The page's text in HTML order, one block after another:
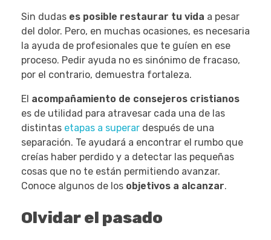
Sin dudas es posible restaurar tu vida a pesar
del dolor. Pero, en muchas ocasiones, es necesaria
la ayuda de profesionales que te guíen en ese
proceso. Pedir ayuda no es sinónimo de fracaso,
por el contrario, demuestra fortaleza.
El acompañamiento de consejeros cristianos
es de utilidad para atravesar cada una de las
distintas etapas a superar después de una
separación. Te ayudará a encontrar el rumbo que
creías haber perdido y a detectar las pequeñas
cosas que no te están permitiendo avanzar.
Conoce algunos de los objetivos a alcanzar.
Olvidar el pasado